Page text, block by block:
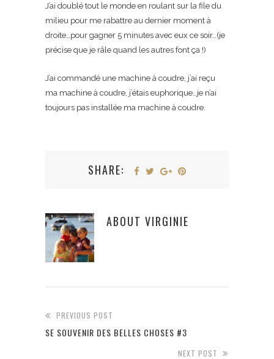
J’ai doublé tout le monde en roulant sur la file du
milieu pour me rabattre au dernier moment à
droite…pour gagner 5 minutes avec eux ce soir…(je
précise que je râle quand les autres font ça !)
J’ai commandé une machine à coudre, j’ai reçu
ma machine à coudre, j’étais euphorique…je n’ai
toujours pas installée ma machine à coudre.
SHARE:
ABOUT VIRGINIE
PREVIOUS POST
SE SOUVENIR DES BELLES CHOSES #3
NEXT POST